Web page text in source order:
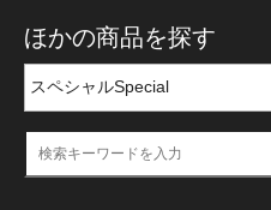
ほかの商品を探す